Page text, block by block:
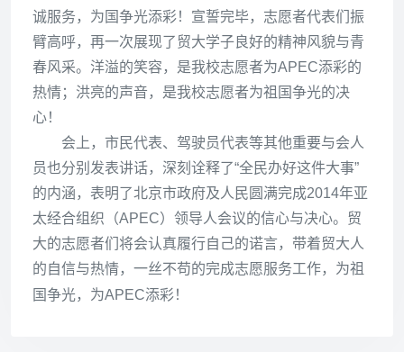
诚服务，为国争光添彩！宣誓完毕，志愿者代表们振
臂高呼，再一次展现了贸大学子良好的精神风貌与青
春风采。洋溢的笑容，是我校志愿者为APEC添彩的
热情；洪亮的声音，是我校志愿者为祖国争光的决
心！
会上，市民代表、驾驶员代表等其他重要与会人
员也分别发表讲话，深刻诠释了“全民办好这件大事”
的内涵，表明了北京市政府及人民圆满完成2014年亚
太经合组织（APEC）领导人会议的信心与决心。贸
大的志愿者们将会认真履行自己的诺言，带着贸大人
的自信与热情，一丝不苟的完成志愿服务工作，为祖
国争光，为APEC添彩！